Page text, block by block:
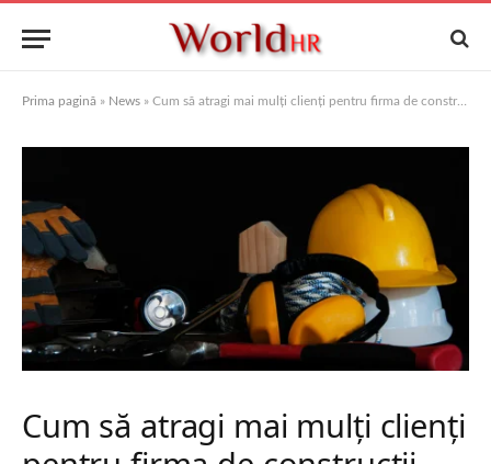
Prima pagină » News » Cum să atragi mai mulți clienți pentru firma de construcții printr-un site optimizat SEO
Cum să atragi mai mulți clienți